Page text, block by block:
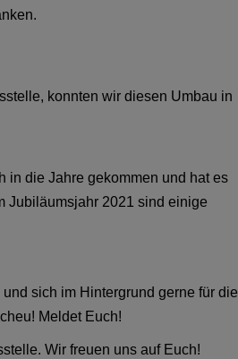
konnten wir diesen Umbau in
in die Jahre gekommen und hat es
Jubiläumsjahr 2021 sind einige
sich im Hintergrund gerne für die
Meldet Euch!
Wir freuen uns auf Euch!